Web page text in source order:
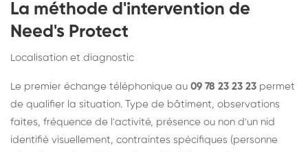
La méthode d'intervention de
Need's Protect
Localisation et diagnostic
Le premier échange téléphonique au 09 78 23 23 23 permet
de qualifier la situation. Type de bâtiment, observations
faites, fréquence de l'activité, présence ou non d'un nid
identifié visuellement, contraintes spécifiques (personne